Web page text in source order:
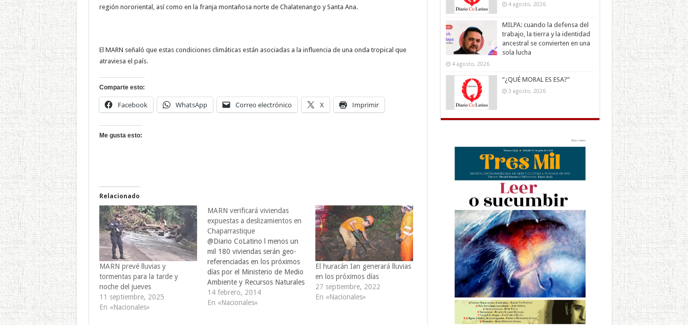
región nororiental, así como en la franja montañosa norte de Chalatenango y Santa Ana.
El MARN señaló que estas condiciones climáticas están asociadas a la influencia de una onda tropical que
atraviesa el país.
Comparte esto:
Facebook WhatsApp Correo electrónico X Imprimir
Me gusta esto:
Relacionado
MARN prevé lluvias y
tormentas para la tarde y
noche del jueves
11 septiembre, 2025
En «Nacionales»
MARN verificará viviendas
expuestas a deslizamientos en
Chaparrastique
@Diario CoLatino l menos un
mil 180 viviendas serán geo-
referenciadas en los próximos
días por el Ministerio de Medio
Ambiente y Recursos Naturales
(MARN), salve ante la
posibilidad de deslizamientos
14 febrero, 2014
En «Nacionales»
El huracán Ian generará lluvias
en los próximos días
27 septiembre, 2022
En «Nacionales»
4 agosto, 2026
MILPA: cuando la defensa del
trabajo, la tierra y la identidad
ancestral se convierten en una
sola lucha
4 agosto, 2026
“¿QUÉ MORAL ES ESA?”
3 agosto, 2026